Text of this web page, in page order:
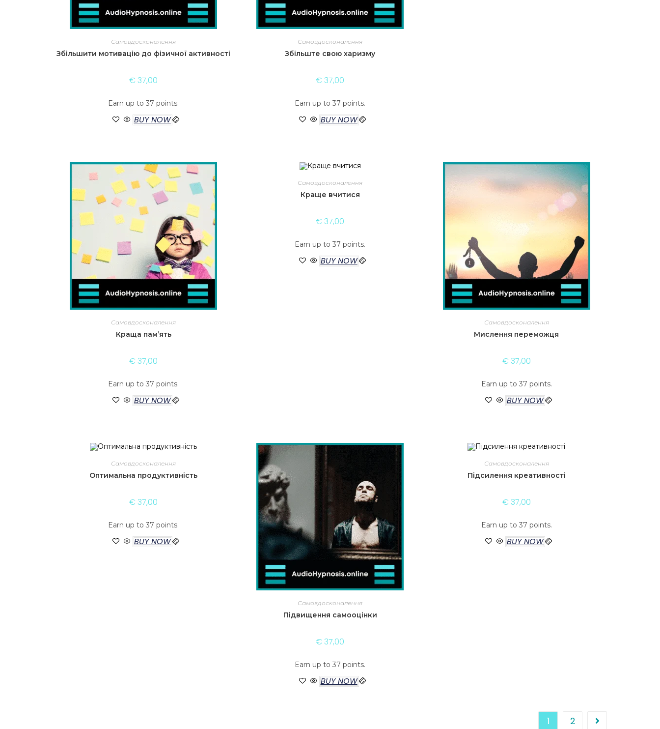
Самовдосконалення
Збільшити мотивацію до фізичної активності
€37,00
Earn up to 37 points.
BUY NOW
Самовдосконалення
Збільште свою харизму
€37,00
Earn up to 37 points.
BUY NOW
Самовдосконалення
Краща пам’ять
€37,00
Earn up to 37 points.
BUY NOW
Самовдосконалення
Краще вчитися
€37,00
Earn up to 37 points.
BUY NOW
Самовдосконалення
Мислення переможця
€37,00
Earn up to 37 points.
BUY NOW
Самовдосконалення
Оптимальна продуктивність
€37,00
Earn up to 37 points.
BUY NOW
Самовдосконалення
Підвищення самооцінки
€37,00
Earn up to 37 points.
BUY NOW
Самовдосконалення
Підсилення креативності
€37,00
Earn up to 37 points.
BUY NOW
1 2